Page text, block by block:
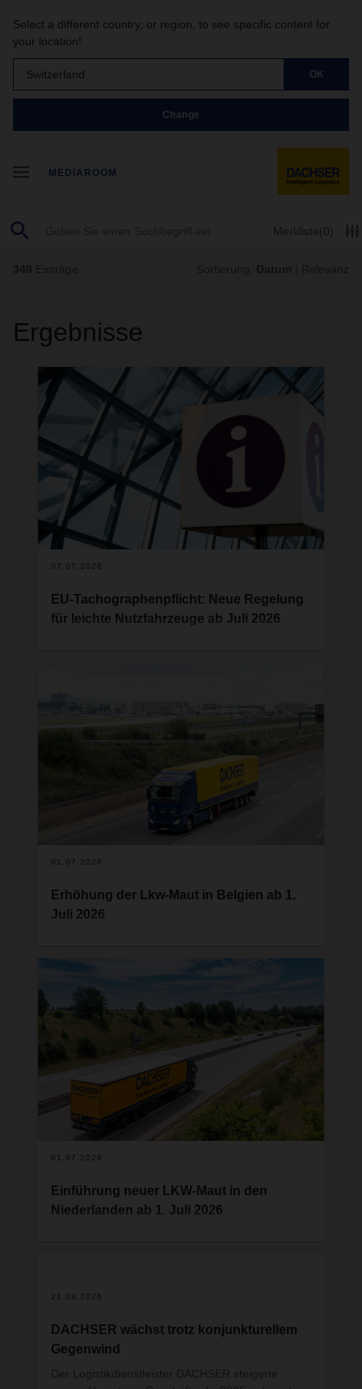
Select a different country, or region, to see specific content for
your location!
Switzerland OK
Change
MEDIAROOM
Merkliste(0)
Ergebnisse
07.07.2026
EU-Tachographenpflicht: Neue Regelung
für leichte Nutzfahrzeuge ab Juli 2026
Fahrzeugkombinationen mit einem zulässigen
Gesamtgewicht von mehr als 2,5 Tonnen mit
einem intelligenten digitalen Tachographen
01.07.2026
Erhöhung der Lkw-Maut in Belgien ab 1.
Juli 2026
Lkw-Maut in Kraft. Gemäss offiziellen Angaben
erhöhen sich die Mauttarife je nach
Fahrzeugklasse und Emissionsstandard im
Durchschnitt um rund 27 %. Die Mautpflicht gilt für
alle in- und ausländischen Lkw ab einem
zulässigen Gesamtgewicht von über 3,5 Tonnen
auf dem gesamten belgischen Strassennetz.
Bei Fragen steht Ihnen Ihr gewohnter
Ansprechpartner bei DACHSER gerne zur
Verfügung.
01.07.2026
Einführung neuer LKW-Maut in den
Niederlanden ab 1. Juli 2026
Kategorien N2 und N3 über 3,5 Tonnen,
unabhängig vom Zulassungsland. Die Abrechnung
erfolgt künftig pro gefahrenem Kilometer,
basierend auf dem Fahrzeuggewicht sowie der
21.04.2026
DACHSER wächst trotz konjunkturellem
Gegenwind
Der Logistikdienstleister DACHSER steigerte